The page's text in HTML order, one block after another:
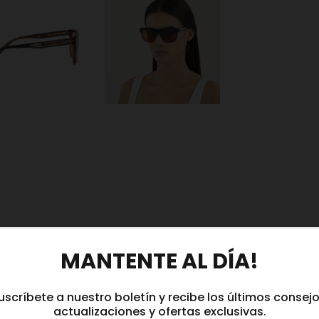
MANTENTE AL DÍA!
a nuestro boletín y recibe los últimos
actualizaciones y ofertas exclusivas.